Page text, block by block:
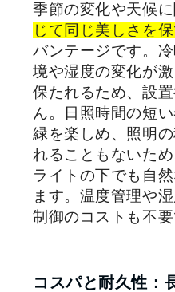
季節の変化や天候に
じて同じ美しさを
バンテージです。
境や湿度の変化が
保たれるため、設
ん。日照時間の短
緑を楽しめ、照明
れることもないた
ライトの下でも自
ます。温度管理や
制御のコストも不要
コスパと耐久性：